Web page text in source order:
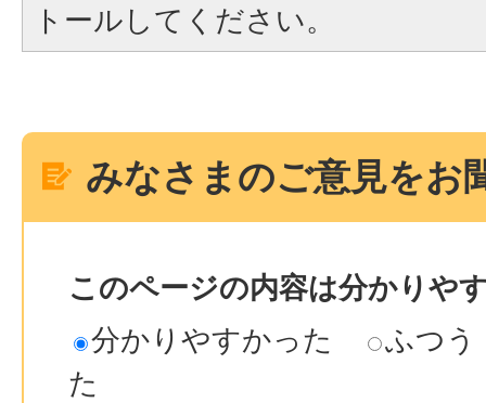
トールしてください。
みなさまのご意見をお
このページの内容は分かりや
分かりやすかった
ふつう
た